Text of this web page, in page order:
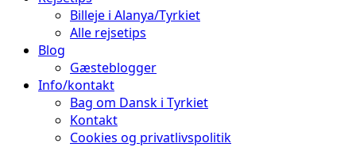
Billeje i Alanya/Tyrkiet
Alle rejsetips
Blog
Gæsteblogger
Info/kontakt
Bag om Dansk i Tyrkiet
Kontakt
Cookies og privatlivspolitik